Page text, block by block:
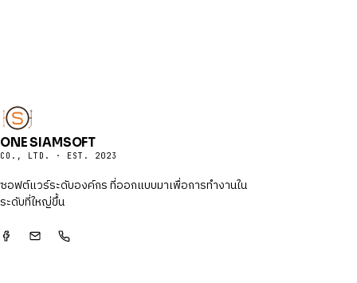
ONE SIAMSOFT
CO., LTD. · EST. 2023
ซอฟต์แวร์ระดับองค์กร ที่ออกแบบมาเพื่อการทำงานใน
ระดับที่ใหญ่ขึ้น